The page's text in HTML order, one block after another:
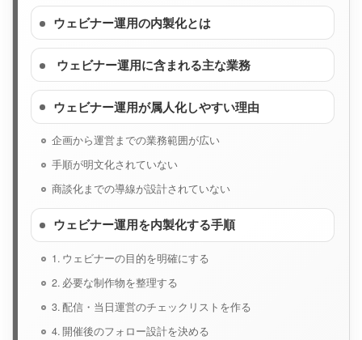
ウェビナー運用の内製化とは
ウェビナー運用に含まれる主な業務
ウェビナー運用が属人化しやすい理由
企画から運営までの業務範囲が広い
手順が明文化されていない
商談化までの導線が設計されていない
ウェビナー運用を内製化する手順
1. ウェビナーの目的を明確にする
2. 必要な制作物を整理する
3. 配信・当日運営のチェックリストを作る
4. 開催後のフォロー設計を決める